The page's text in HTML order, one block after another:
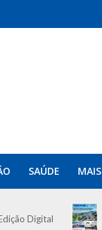
SAÚDE MAIS
Digital